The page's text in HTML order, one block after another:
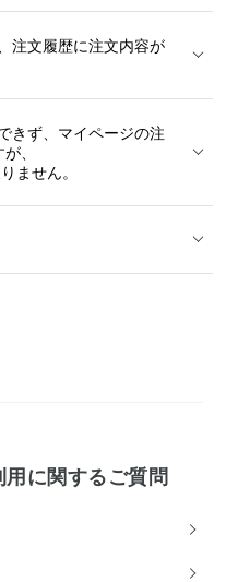
注文履歴に注文内容が
きず、マイページの注
、
ません。
に関するご質問